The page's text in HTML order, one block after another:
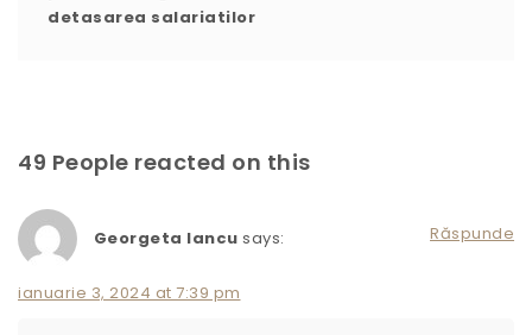
detasarea salariatilor
49 People reacted on this
Răspunde
Georgeta Iancu says:
ianuarie 3, 2024 at 7:39 pm